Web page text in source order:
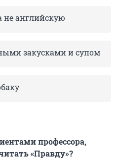
не английскую
закусками и супом
профессора,
«Правду»?